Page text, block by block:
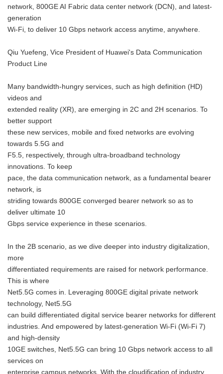
network, 800GE AI Fabric data center network (DCN), and latest-
generation
Wi-Fi, to deliver 10 Gbps network access anytime, anywhere.
Qiu Yuefeng, Vice President of Huawei's Data Communication
Product Line
Many bandwidth-hungry services, such as high definition (HD)
videos and
extended reality (XR), are emerging in 2C and 2H scenarios. To
better support
these new services, mobile and fixed networks are evolving
towards 5.5G and
F5.5, respectively, through ultra-broadband technology
innovations. To keep
pace, the data communication network, as a fundamental bearer
network, is
striding towards 800GE converged bearer network so as to
deliver ultimate 10
Gbps service experience in these scenarios.
In the 2B scenario, as we dive deeper into industry digitalization,
more
differentiated requirements are raised for network performance.
This is where
Net5.5G comes in. Leveraging 800GE digital private network
technology, Net5.5G
can build differentiated digital service bearer networks for different
industries. And empowered by latest-generation Wi-Fi (Wi-Fi 7)
and high-density
10GE switches, Net5.5G can bring 10 Gbps network access to all
services on
enterprise campus networks. With the cloudification of industry